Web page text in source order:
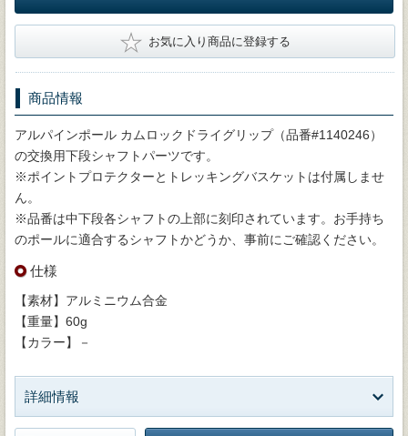
★ お気に入り商品に登録する
商品情報
アルパインポール カムロックドライグリップ（品番#1140246）
の交換用下段シャフトパーツです。
※ポイントプロテクターとトレッキングバスケットは付属しませ
ん。
※品番は中下段各シャフトの上部に刻印されています。お手持ち
のポールに適合するシャフトかどうか、事前にご確認ください。
仕様
【素材】アルミニウム合金
【重量】60g
【カラー】－
詳細情報